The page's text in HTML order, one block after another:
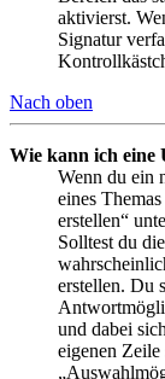
aktivierst.
Signatur
Nach oben
Wie kann ich eine
Wenn du ein
eines
erstellen“
Solltest du
erstellen. Du
und dabei
eigenen